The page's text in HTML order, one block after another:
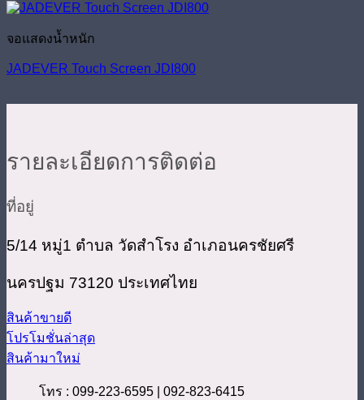
จอแสดงน้ำหนัก
JADEVER Touch Screen JDI800
รายละเอียดการติดต่อ
ที่อยู่
5/14 หมู่1 ตำบล วัดสำโรง อำเภอนครชัยศรี
นครปฐม 73120 ประเทศไทย
สินค้าขายดี
โปรโมชั่นล่าสุด
สินค้ามาใหม่
โทร : 099-223-6595 | 092-823-6415